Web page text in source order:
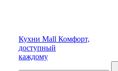
Кухни Mall Комфорт,
доступный
каждому